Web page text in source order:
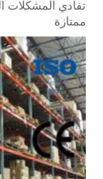
تفادي المشكلات
ممتازة